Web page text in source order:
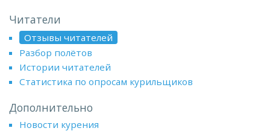
Читатели
Отзывы читателей
Разбор полётов
Истории читателей
Статистика по опросам курильщиков
Дополнительно
Новости курения